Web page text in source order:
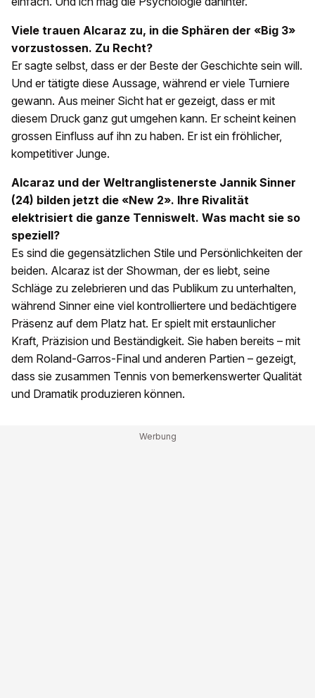
Viele trauen Alcaraz zu, in die Sphären der «Big 3»
vorzustossen. Zu Recht?
Er sagte selbst, dass er der Beste der Geschichte sein will.
Und er tätigte diese Aussage, während er viele Turniere
gewann. Aus meiner Sicht hat er gezeigt, dass er mit
diesem Druck ganz gut umgehen kann. Er scheint keinen
grossen Einfluss auf ihn zu haben. Er ist ein fröhlicher,
kompetitiver Junge.
Alcaraz und der Weltranglistenerste Jannik Sinner
(24) bilden jetzt die «New 2». Ihre Rivalität
elektrisiert die ganze Tenniswelt. Was macht sie so
speziell?
Es sind die gegensätzlichen Stile und Persönlichkeiten der
beiden. Alcaraz ist der Showman, der es liebt, seine
Schläge zu zelebrieren und das Publikum zu unterhalten,
während Sinner eine viel kontrolliertere und bedächtigere
Präsenz auf dem Platz hat. Er spielt mit erstaunlicher
Kraft, Präzision und Beständigkeit. Sie haben bereits – mit
dem Roland-Garros-Final und anderen Partien – gezeigt,
dass sie zusammen Tennis von bemerkenswerter Qualität
und Dramatik produzieren können.